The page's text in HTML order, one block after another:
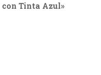
con Tinta Azul»